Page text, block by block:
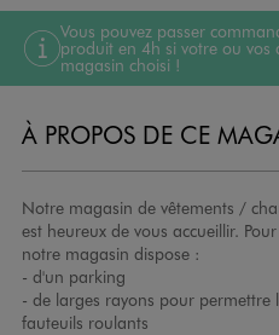
Vous pouvez passer
produit en 4h si votre ou vos
magasin choisi !
À PROPOS DE CE
Notre magasin de vêtements /
est heureux de vous accueillir.
notre magasin dispose :
- d'un parking
- de larges rayons pour permettre
fauteuils roulants